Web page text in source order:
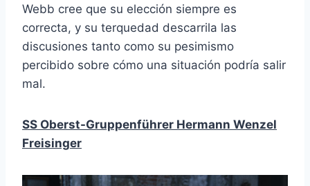
Webb cree que su elección siempre es
correcta, y su terquedad descarrila las
discusiones tanto como su pesimismo
percibido sobre cómo una situación podría salir
mal.
SS Oberst-Gruppenführer Hermann Wenzel
Freisinger